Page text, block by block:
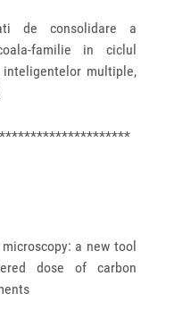
de consolidare a
familie in ciclul
multiple,
a new tool
dose of carbon